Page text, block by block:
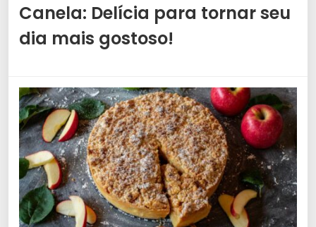
Canela: Delícia para tornar seu
dia mais gostoso!